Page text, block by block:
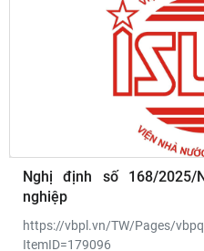
Nghị định số 168/2025/
nghiệp
https://vbpl.vn/TW/Pages/
ItemID=179096